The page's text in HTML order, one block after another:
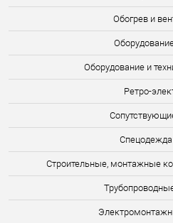
Обогрев и
Оборудование и
Ретро-
Строительные, монтажные